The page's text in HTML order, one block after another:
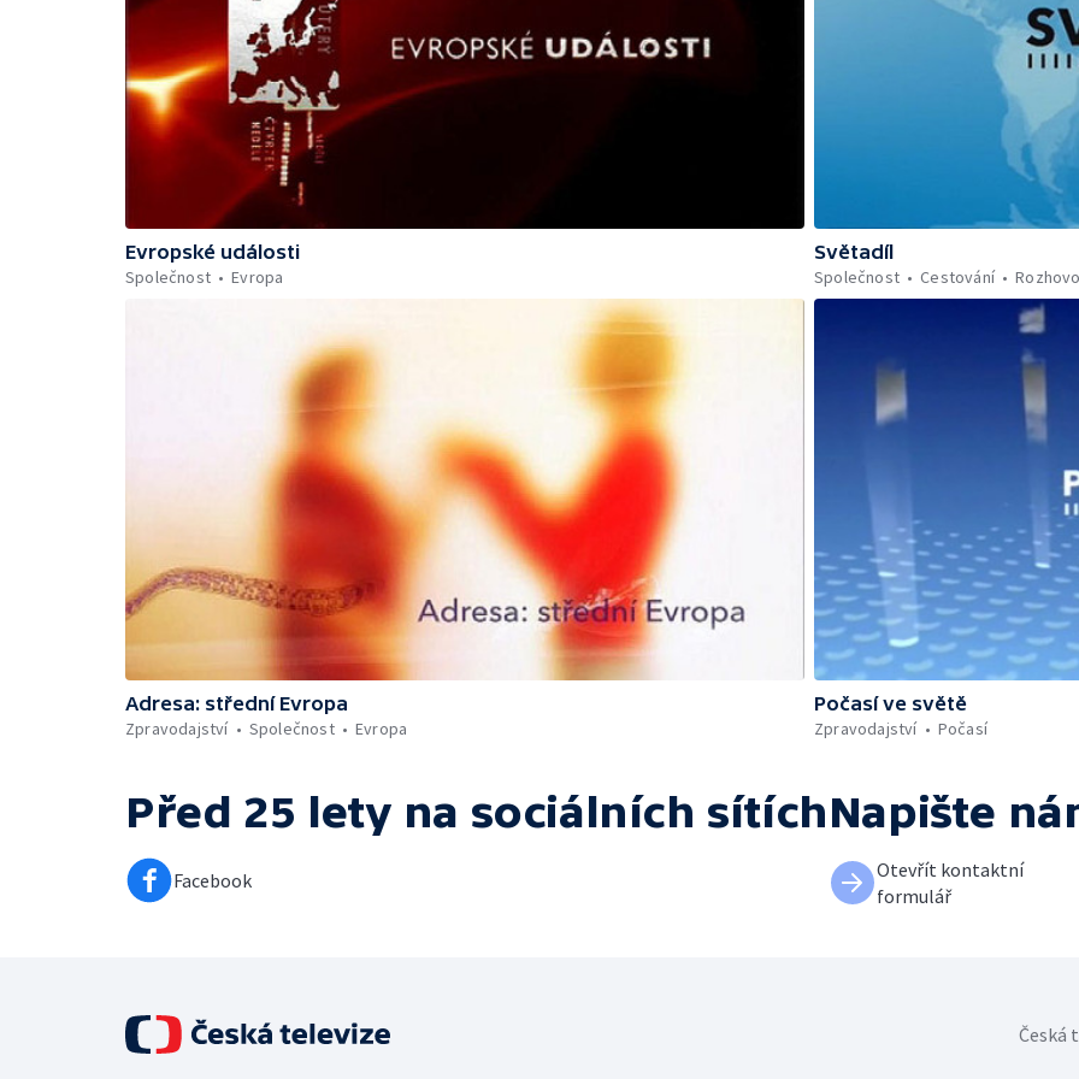
Evropské události
Společnost
Evropa
Světadíl
Společnost
Cestování
Adresa: střední Evropa
Zpravodajství
Společnost Evropa
Počasí ve světě
Zpravodajství
Počasí
Před 25 lety na sociálních sítích
Facebook
Napište
Otevřít kontaktní
formulář
Česká